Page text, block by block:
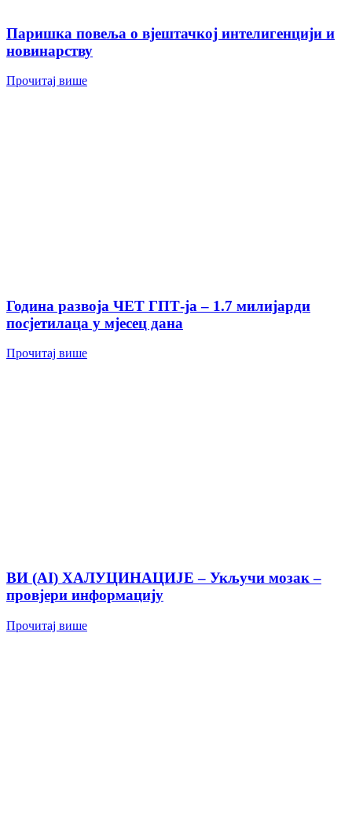
Паришка повеља о вјештачкој интелигенцији и
новинарству
Прочитај више
Година развоја ЧЕТ ГПТ-ја – 1.7 милијарди
посјетилаца у мјесец дана
Прочитај више
ВИ (AI) ХАЛУЦИНАЦИЈЕ – Укључи мозак –
провјери информацију
Прочитај више